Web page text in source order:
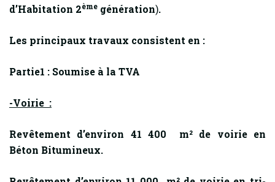
d’Habitation 2ème génération).
Les principaux travaux consistent en :
Partie1 : Soumise à la TVA
-Voirie :
Revêtement d’environ 41 400 m² de voirie en
Béton Bitumineux.